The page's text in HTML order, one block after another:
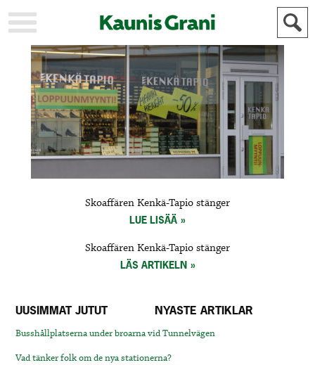
KAUPUNKI
STADEN
AJANKOHTAISTA
AKTUELLT
URHEILU
IDROTT
KULTTUURI
KULTUR
HISTORIA
HISTORIA
MAINOSTAJILLE
FÖR
ANNONSÖRER
Skoaffären Kenkä-Tapio stänger
LUE LISÄÄ
Skoaffären Kenkä-Tapio stänger
LÄS ARTIKELN
UUSIMMAT JUTUT NYASTE ARTIKLAR
Busshållplatserna under broarna vid Tunnelvägen
Vad tänker folk om de nya stationerna?